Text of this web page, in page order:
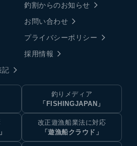
釣割からのお知らせ
お問い合わせ
プライバシーポリシー
採用情報
記
釣りメディア
「FISHINGJAPAN」
改正遊漁船業法に対応
「遊漁船クラウド」